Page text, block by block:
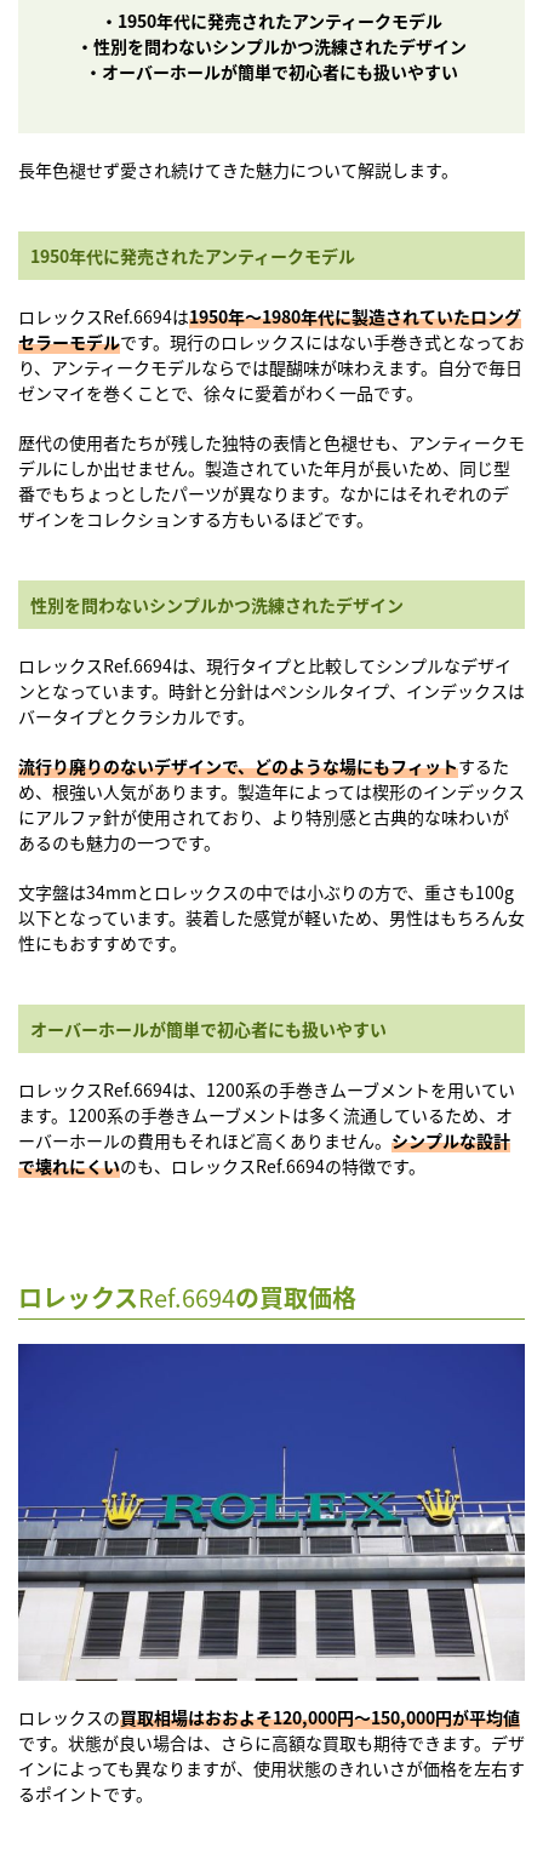
・1950年代に発売されたアンティークモデル
・性別を問わないシンプルかつ洗練されたデザイン
・オーバーホールが簡単で初心者にも扱いやすい
長年色褪せず愛され続けてきた魅力について解説します。
1950年代に発売されたアンティークモデル
ロレックスRef.6694は1950年〜1980年代に製造されていたロング
セラーモデルです。現行のロレックスにはない手巻き式となってお
り、アンティークモデルならでは醍醐味が味わえます。自分で毎日
ゼンマイを巻くことで、徐々に愛着がわく一品です。
歴代の使用者たちが残した独特の表情と色褪せも、アンティークモ
デルにしか出せません。製造されていた年月が長いため、同じ型
番でもちょっとしたパーツが異なります。なかにはそれぞれのデ
ザインをコレクションする方もいるほどです。
性別を問わないシンプルかつ洗練されたデザイン
ロレックスRef.6694は、現行タイプと比較してシンプルなデザイ
ンとなっています。時針と分針はペンシルタイプ、インデックスは
バータイプとクラシカルです。
流行り廃りのないデザインで、どのような場にもフィットするた
め、根強い人気があります。製造年によっては楔形のインデックス
にアルファ針が使用されており、より特別感と古典的な味わいが
あるのも魅力の一つです。
文字盤は34mmとロレックスの中では小ぶりの方で、重さも100g
以下となっています。装着した感覚が軽いため、男性はもちろん女
性にもおすすめです。
オーバーホールが簡単で初心者にも扱いやすい
ロレックスRef.6694は、1200系の手巻きムーブメントを用いてい
ます。1200系の手巻きムーブメントは多く流通しているため、オ
ーバーホールの費用もそれほど高くありません。 シンプルな設計
で壊れにくいのも、 ロレックスRef.6694の特徴です。
ロレックスRef.6694の買取価格
ロレックスの買取相場はおおよそ120,000円〜150,000円が平均値
です。状態が良い場合は、さらに高額な買取も期待できます。デザ
インによっても異なりますが、使用状態のきれいさが価格を左右す
るポイントです。